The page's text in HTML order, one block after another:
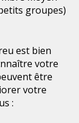
groupes)
est bien
votre
être
votre
: